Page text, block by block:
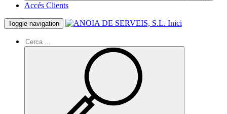
Accés Clients
Toggle navigation Inici